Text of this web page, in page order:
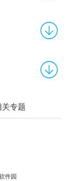
专题
件园